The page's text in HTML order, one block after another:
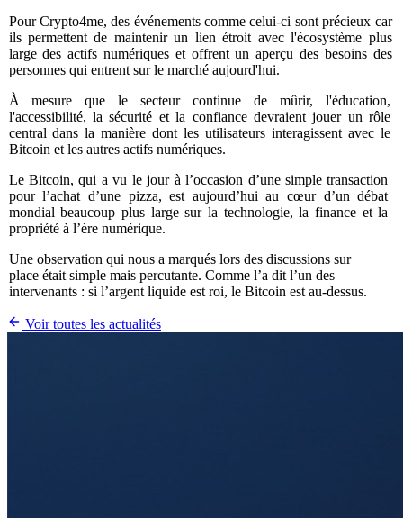
Pour Crypto4me, des événements comme celui-ci sont précieux car
ils permettent de maintenir un lien étroit avec l'écosystème plus
large des actifs numériques et offrent un aperçu des besoins des
personnes qui entrent sur le marché aujourd'hui.
À mesure que le secteur continue de mûrir, l'éducation,
l'accessibilité, la sécurité et la confiance devraient jouer un rôle
central dans la manière dont les utilisateurs interagissent avec le
Bitcoin et les autres actifs numériques.
Le Bitcoin, qui a vu le jour à l’occasion d’une simple transaction
pour l’achat d’une pizza, est aujourd’hui au cœur d’un débat
mondial beaucoup plus large sur la technologie, la finance et la
propriété à l’ère numérique.
Une observation qui nous a marqués lors des discussions sur
place était simple mais percutante. Comme l’a dit l’un des
intervenants : si l’argent liquide est roi, le Bitcoin est au-dessus.
Voir toutes les actualités